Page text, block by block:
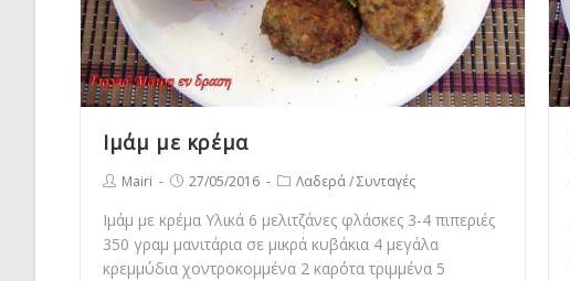
Ιμάμ με κρέμα
PostMairi
Post27/05/2016
PostΛαδερά/Συνταγές
Ιμάμ με κρέμα Υλικά 6 μελιτζάνες φλάσκες 3-4 πιπεριές
350 γραμ μανιτάρια σε μικρά κυβάκια 4 μεγάλα
κρεμμύδια χοντροκομμένα 2 καρότα τριμμένα 5